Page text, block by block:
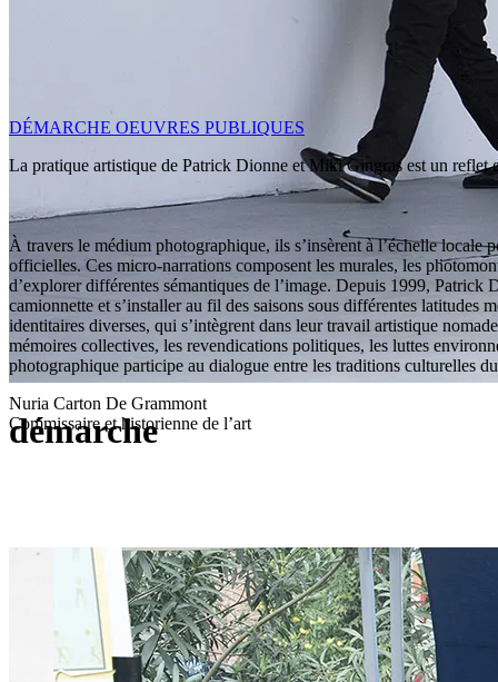
démarche
DÉMARCHE OEUVRES PUBLIQUES
La pratique artistique de Patrick Dionne et Miki Gingras est un reflet
À travers le médium photographique, ils s’insèrent à l’échelle locale
officielles. Ces micro-narrations composent les murales, les
d’explorer différentes sémantiques de l’image. Depuis 1999,
camionnette et s’installer au fil des saisons sous différentes
identitaires diverses, qui s’intègrent dans leur travail artistique
mémoires collectives, les revendications politiques, les luttes
photographique participe au dialogue entre les traditions culturelles
Nuria Carton De Grammont
Commissaire et historienne de l’art